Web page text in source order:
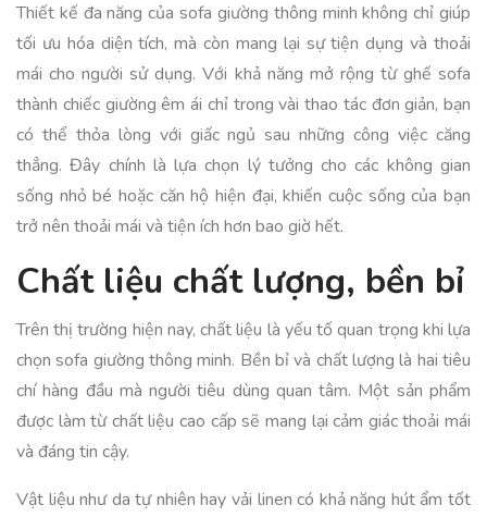
Thiết kế đa năng của sofa giường thông minh không chỉ giúp
tối ưu hóa diện tích, mà còn mang lại sự tiện dụng và thoải
mái cho người sử dụng. Với khả năng mở rộng từ ghế sofa
thành chiếc giường êm ái chỉ trong vài thao tác đơn giản, bạn
có thể thỏa lòng với giấc ngủ sau những công việc căng
thẳng. Đây chính là lựa chọn lý tưởng cho các không gian
sống nhỏ bé hoặc căn hộ hiện đại, khiến cuộc sống của bạn
trở nên thoải mái và tiện ích hơn bao giờ hết.
Chất liệu chất lượng, bền bỉ
Trên thị trường hiện nay, chất liệu là yếu tố quan trọng khi lựa
chọn sofa giường thông minh. Bền bỉ và chất lượng là hai tiêu
chí hàng đầu mà người tiêu dùng quan tâm. Một sản phẩm
được làm từ chất liệu cao cấp sẽ mang lại cảm giác thoải mái
và đáng tin cậy.
Vật liệu như da tự nhiên hay vải linen có khả năng hút ẩm tốt